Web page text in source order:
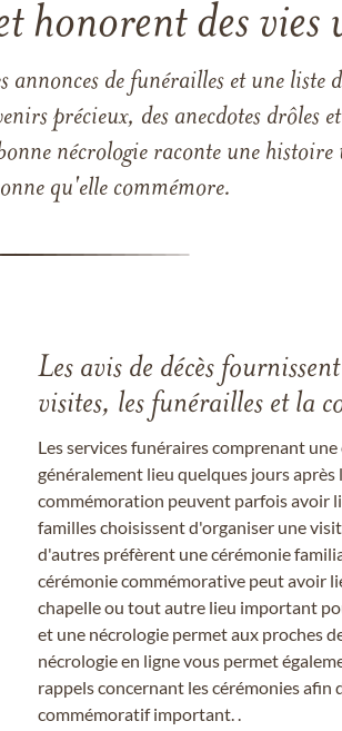
honorent des vies
de funérailles et une liste
précieux, des anecdotes drôles
nécrologie raconte une
qu'elle commémore.
Les avis de décès
visites, les funérailles et la
Les services funéraires comprenant
généralement lieu quelques jours après
commémoration peuvent parfois avoir
familles choisissent d'organiser une
d'autres préfèrent une cérémonie
cérémonie commémorative peut avoir
chapelle ou tout autre lieu important
et une nécrologie permet aux proches
nécrologie en ligne vous permet
rappels concernant les cérémonies afin
commémoratif important. .